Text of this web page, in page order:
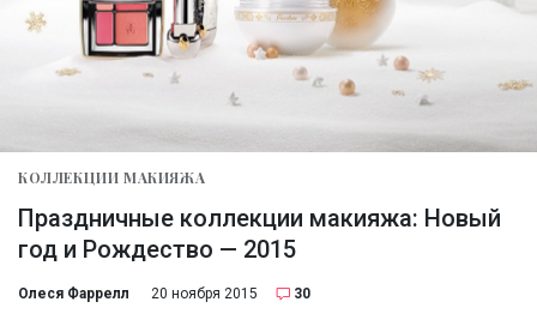
КОЛЛЕКЦИИ МАКИЯЖА
Праздничные коллекции макияжа: Новый
год и Рождество — 2015
Олеся Фаррелл 20 ноября 2015 30